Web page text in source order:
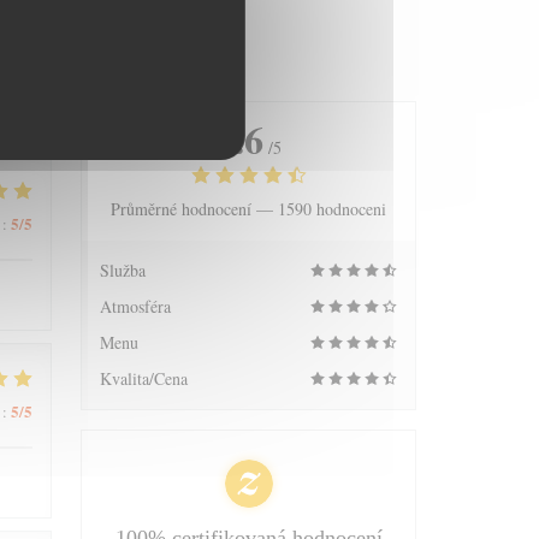
: 5/5
: 5/5
4.6 /5
Průměrné hodnocení — 1590 hodnoceni
Služba
Atmosféra
Menu
Kvalita/Cena